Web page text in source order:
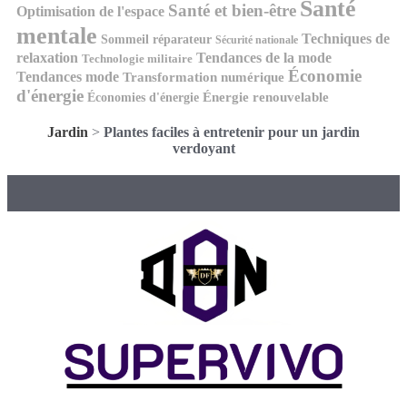
Optimisation de l'espace Santé et bien-être Santé
mentale Sommeil réparateur Sécurité nationale Techniques de
relaxation Technologie militaire Tendances de la mode
Tendances mode Transformation numérique Économie
d'énergie Économies d'énergie Énergie renouvelable
Jardin > Plantes faciles à entretenir pour un jardin
verdoyant